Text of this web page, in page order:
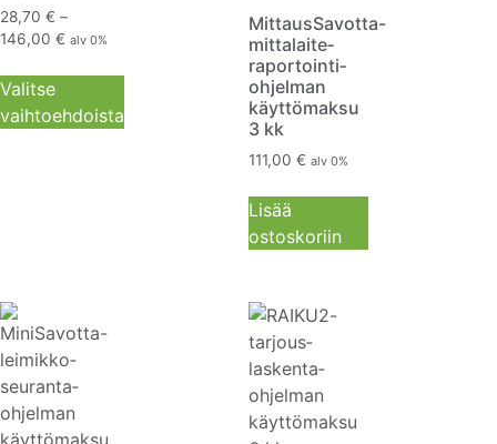
28,70 € –
146,00 € alv 0%
Valitse
vaihtoehdoista
MittausSavotta-
mittalaite­
raportointi­
ohjelman
käyttömaksu
3 kk
111,00 € alv 0%
Lisää
ostoskoriin